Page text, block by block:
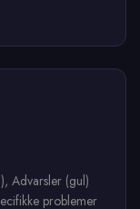
Advarsler (gul)
problemer